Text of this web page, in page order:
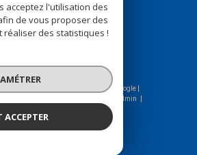
Nous suivre sur
réservés | Traduction powered by Google |
Admin
acceptez l'utilisation des
de vous proposer des
des statistiques !